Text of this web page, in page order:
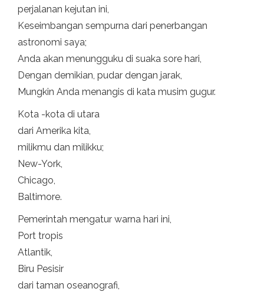
perjalanan kejutan ini,
Keseimbangan sempurna dari penerbangan
astronomi saya;
Anda akan menungguku di suaka sore hari,
Dengan demikian, pudar dengan jarak,
Mungkin Anda menangis di kata musim gugur.
Kota -kota di utara
dari Amerika kita,
milikmu dan milikku;
New-York,
Chicago,
Baltimore.
Pemerintah mengatur warna hari ini,
Port tropis
Atlantik,
Biru Pesisir
dari taman oseanografi,